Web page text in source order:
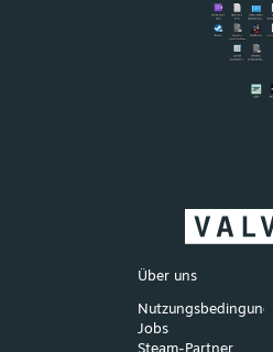
Über uns
Jobs
Steam-Partner